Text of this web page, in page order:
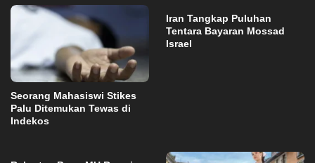
Seorang Mahasiswi Stikes
Palu Ditemukan Tewas di
Indekos
Iran Tangkap Puluhan
Tentara Bayaran Mossad
Israel